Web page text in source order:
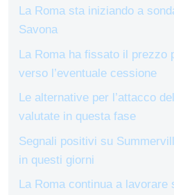
La Roma sta iniziando a
Savona
La Roma ha fissato il prezzo
verso l’eventuale cessione
Le alternative per l’attacco
valutate in questa fase
Segnali positivi su
in questi giorni
La Roma continua a lavorare